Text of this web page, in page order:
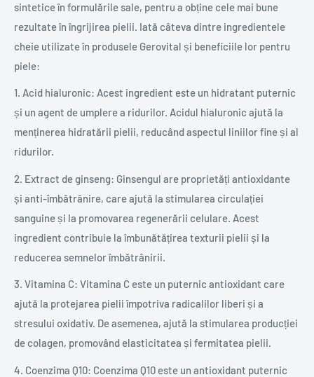
sintetice în formulările sale, pentru a obține cele mai bune
rezultate în îngrijirea pielii. Iată câteva dintre ingredientele
cheie utilizate în produsele Gerovital și beneficiile lor pentru
piele:
1. Acid hialuronic: Acest ingredient este un hidratant puternic
și un agent de umplere a ridurilor. Acidul hialuronic ajută la
menținerea hidratării pielii, reducând aspectul liniilor fine și al
ridurilor.
2. Extract de ginseng: Ginsengul are proprietăți antioxidante
și anti-îmbătrânire, care ajută la stimularea circulației
sanguine și la promovarea regenerării celulare. Acest
ingredient contribuie la îmbunătățirea texturii pielii și la
reducerea semnelor îmbătrânirii.
3. Vitamina C: Vitamina C este un puternic antioxidant care
ajută la protejarea pielii împotriva radicalilor liberi și a
stresului oxidativ. De asemenea, ajută la stimularea producției
de colagen, promovând elasticitatea și fermitatea pielii.
4. Coenzima Q10: Coenzima Q10 este un antioxidant puternic